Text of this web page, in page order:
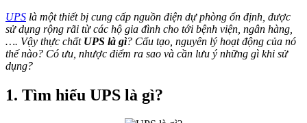
UPS là một thiết bị cung cấp nguồn điện dự phòng ổn định, được
sử dụng rộng rãi từ các hộ gia đình cho tới bệnh viện, ngân hàng,
…. Vậy thực chất UPS là gì? Cấu tạo, nguyên lý hoạt động của nó
thế nào? Có ưu, nhược điểm ra sao và cần lưu ý những gì khi sử
dụng?
1. Tìm hiểu UPS là gì?